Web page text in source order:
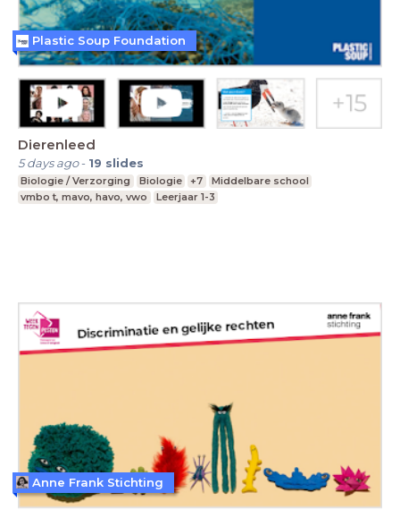
Dierenleed
5 days ago- 19 slides
Biologie / Verzorging Biologie +7
Middelbare school
vmbo t, mavo, havo, vwo
Leerjaar 1-3
Plastic Soup Foundation
Anne Frank Stichting